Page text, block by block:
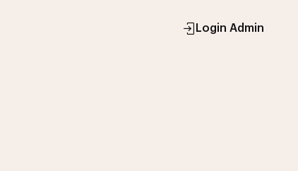
Login Admin